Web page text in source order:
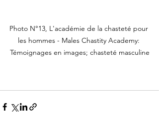
Photo N°13, L'académie de la chasteté pour
les hommes - Males Chastity Academy:
Témoignages en images; chasteté masculine